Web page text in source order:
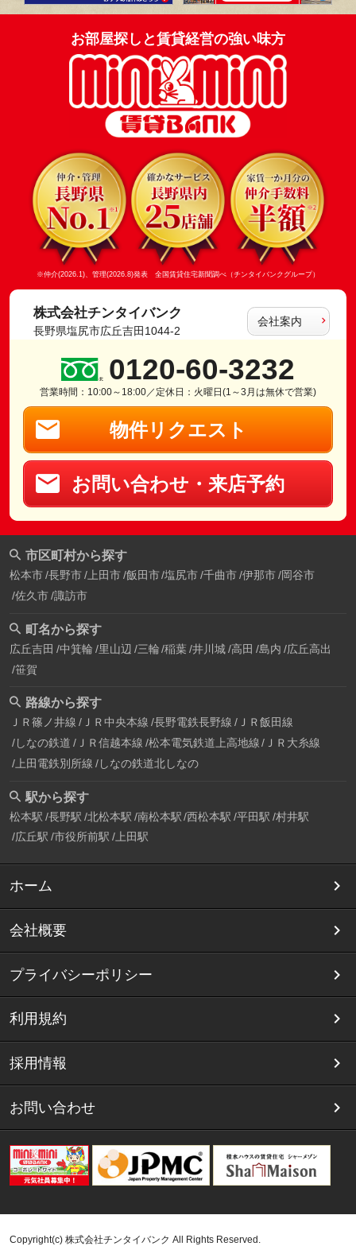
お部屋探しと賃貸経営の強い味方
※仲介(2026.1)、管理(2026.8)発表 全国賃貸住宅新聞調べ（チンタイバンクグループ）
株式会社チンタイバンク
長野県塩尻市広丘吉田1044-2
会社案内
0120-60-3232
営業時間：10:00～18:00／定休日：火曜日(1～3月は無休で営業)
物件リクエスト
お問い合わせ・来店予約
市区町村から探す
松本市 長野市 上田市 飯田市 塩尻市 千曲市 伊那市 岡谷市
佐久市 諏訪市
町名から探す
広丘吉田 中箕輪 里山辺 三輪 稲葉 井川城 高田 島内 広丘高出
笹賀
路線から探す
ＪＲ篠ノ井線 ＪＲ中央本線 長野電鉄長野線 ＪＲ飯田線
しなの鉄道 ＪＲ信越本線 松本電気鉄道上高地線
ＪＲ大糸線
上田電鉄別所線 しなの鉄道北しなの
駅から探す
松本駅 長野駅 北松本駅 南松本駅 西松本駅 平田駅 村井駅
広丘駅 市役所前駅 上田駅
ホーム
会社概要
プライバシーポリシー
利用規約
採用情報
お問い合わせ
Copyright(c) 株式会社チンタイバンク All Rights Reserved.